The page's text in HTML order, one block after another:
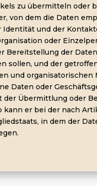
zu übermitteln oder
von dem die Daten
Identität und der
oder
Bereitstellung der
sollen, und der
und organisatorischen
Daten oder
der Übermittlung oder
kann er bei der nach
in dem der